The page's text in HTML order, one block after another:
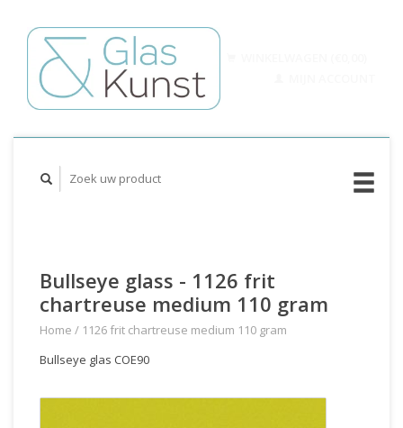
Bullseye glass - 1126 frit
chartreuse medium 110 gram
Home / 1126 frit chartreuse medium 110 gram
Bullseye glas COE90